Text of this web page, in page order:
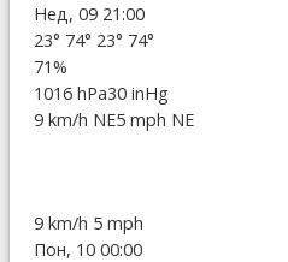
Нед, 09 21:00
23° 74° 23° 74°
71%
1016 hPa30 inHg
9 km/h NE5 mph NE
9 km/h 5 mph
Пон, 10 00:00